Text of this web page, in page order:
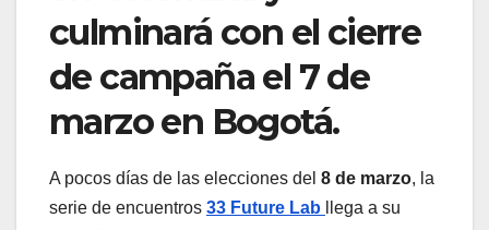
culminará con el cierre
de campaña el 7 de
marzo en Bogotá.
A pocos días de las elecciones del 8 de marzo, la
serie de encuentros 33 Future Lab
llega a su